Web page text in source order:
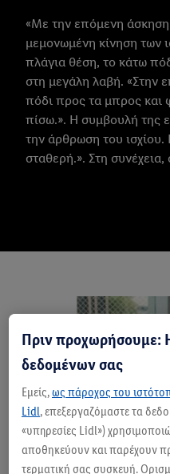
«Με την επόμενη άσκηση
μεμονωμένη κίνηση των
πλάγια θέση, το κάτω
στη μεγάλη λαβή. «Στην
πόδι προς τα μπρος και
πίσω.». Η συμβουλή της
την άρθρωση του ισχίου.
σταθερή.». Στη
Πριν προχωρήσουμε:
δεδομένων σας
Εμείς,ως πάροχος του
Lidl, επεξεργαζόμαστε τα
«υπηρεσίες Lidl»)
αποθηκεύουν και παρέχουν
τερματική σας συσκευή.